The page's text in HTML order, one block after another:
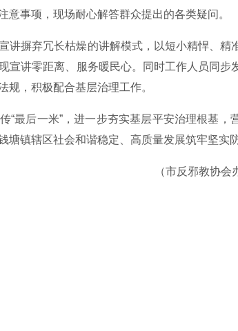
事项，现场耐心解答群众提出的各类疑问。
讲摒弃冗长枯燥的讲解模式，以短小精悍、精
宣讲零距离、服务暖民心。同时工作人员同步
规，积极配合基层治理工作。
“最后一米”，进一步夯实基层平安治理根基，
镇辖区社会和谐稳定、高质量发展筑牢坚实防
（市反邪教协会